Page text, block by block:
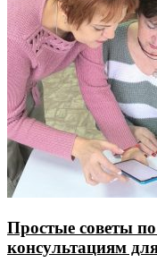
Простые советы
консультациям